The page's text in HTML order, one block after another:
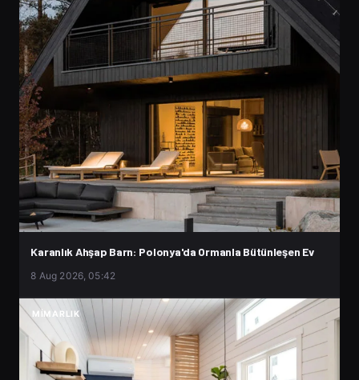
Karanlık Ahşap Barn: Polonya'da Ormanla Bütünleşen Ev
8 Aug 2026, 05:42
MIMARLIK